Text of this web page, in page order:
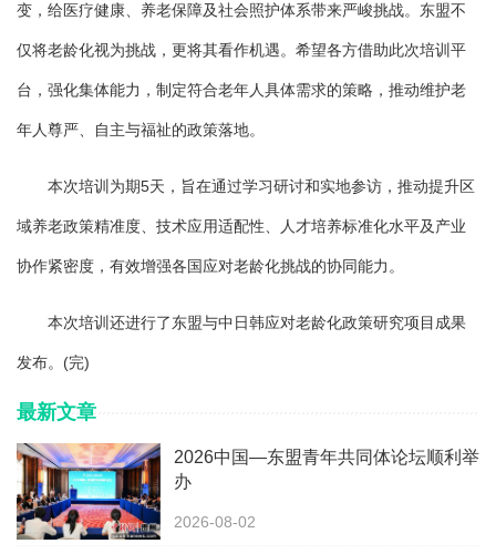
变，给医疗健康、养老保障及社会照护体系带来严峻挑战。东盟不
仅将老龄化视为挑战，更将其看作机遇。希望各方借助此次培训平
台，强化集体能力，制定符合老年人具体需求的策略，推动维护老
年人尊严、自主与福祉的政策落地。
本次培训为期5天，旨在通过学习研讨和实地参访，推动提升区
域养老政策精准度、技术应用适配性、人才培养标准化水平及产业
协作紧密度，有效增强各国应对老龄化挑战的协同能力。
本次培训还进行了东盟与中日韩应对老龄化政策研究项目成果
发布。(完)
最新文章
2026中国—东盟青年共同体论坛顺利举
办
2026-08-02